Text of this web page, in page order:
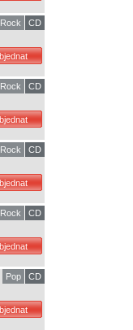
CD
Rock
CD
Rock
CD
Rock
CD
Rock
CD
Pop